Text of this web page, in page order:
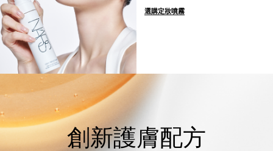
選購定妝噴霧
創新護膚配方